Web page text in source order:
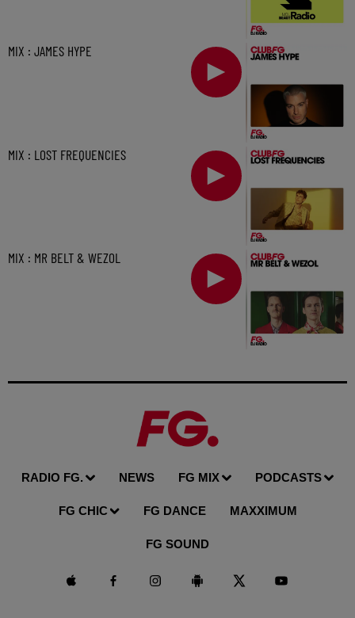
MIX : JAMES HYPE
MIX : LOST FREQUENCIES
MIX : MR BELT & WEZOL
RADIO FG. NEWS FG MIX PODCASTS
FG CHIC FG DANCE MAXXIMUM
FG SOUND